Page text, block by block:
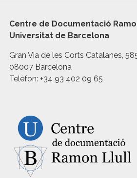
Centre de Documentació
Universitat de Barcelona
Gran Via de les Corts Catalanes,
08007 Barcelona
Telèfon: +34 93 402 09 65